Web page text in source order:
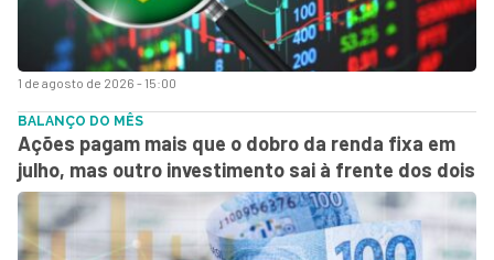
1 de agosto de 2026 - 15:00
BALANÇO DO MÊS
Ações pagam mais que o dobro da renda fixa em
julho, mas outro investimento sai à frente dos dois